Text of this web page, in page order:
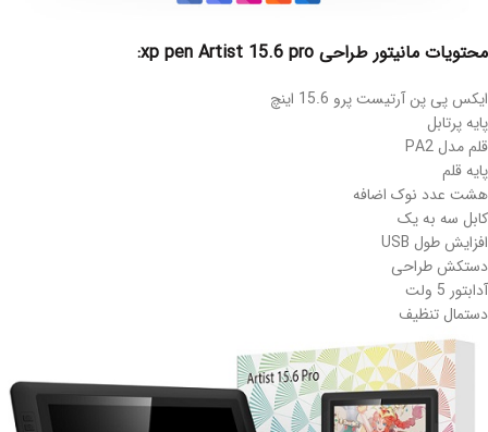
محتویات مانیتور طراحی xp pen Artist 15.6 pro:
ایکس پی پن آرتیست پرو 15.6 اینچ
پایه پرتابل
قلم مدل PA2
پایه قلم
هشت عدد نوک اضافه
کابل سه به یک
افزایش طول USB
دستکش طراحی
آدابتور 5 ولت
دستمال تنظیف